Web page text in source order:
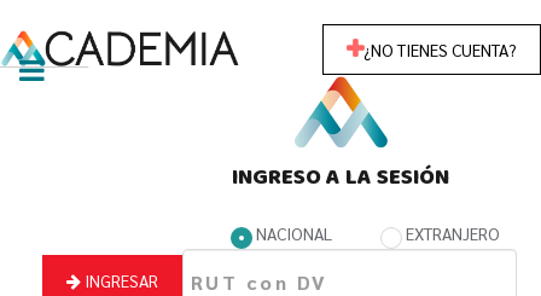
¿NO TIENES CUENTA?
INGRESAR
INGRESO A LA SESIÓN
NACIONAL EXTRANJERO